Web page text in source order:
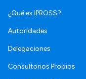
¿Qué es IPROSS?
Autoridades
Delegaciones
Consultorios Propios